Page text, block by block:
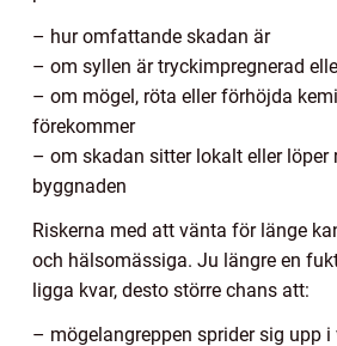
– hur omfattande skadan är
– om syllen är tryckimpregnerad
– om mögel, röta eller förhöjda
förekommer
– om skadan sitter lokalt eller löper
byggnaden
Riskerna med att vänta för länge
och hälsomässiga. Ju längre en
ligga kvar, desto större chans att:
– mögelangreppen sprider sig upp i